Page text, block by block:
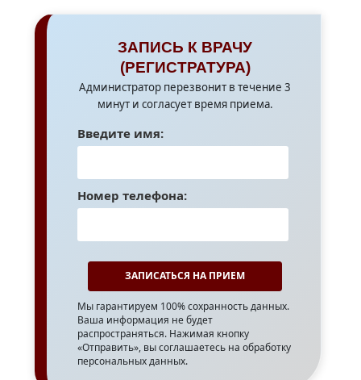
ЗАПИСЬ К ВРАЧУ
(РЕГИСТРАТУРА)
Администратор перезвонит в течение 3
минут и согласует время приема.
Введите имя:
Номер телефона:
Мы гарантируем 100% сохранность данных.
Ваша информация не будет
распространяться. Нажимая кнопку
«Отправить», вы соглашаетесь на обработку
персональных данных.